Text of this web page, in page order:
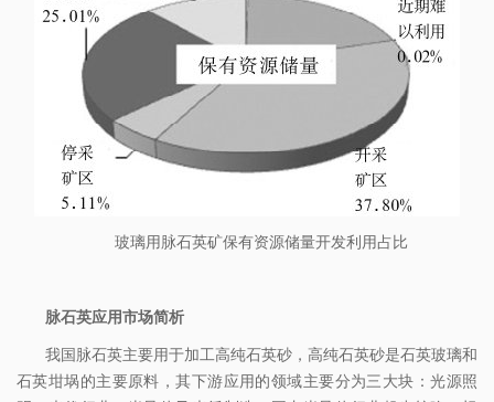
玻璃用脉石英矿保有资源储量开发利用占比
脉石英应用市场简析
我国脉石英主要用于加工高纯石英砂，高纯石英砂是石英玻璃和
石英坩埚的主要原料，其下游应用的领域主要分为三大块：光源照